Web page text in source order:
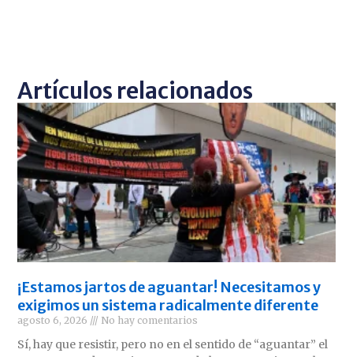
Artículos relacionados
¡Estamos jartos de aguantar! Necesitamos y
exigimos un sistema radicalmente diferente
agosto 6, 2026 No hay comentarios
Sí, hay que resistir, pero no en el sentido de “aguantar” el